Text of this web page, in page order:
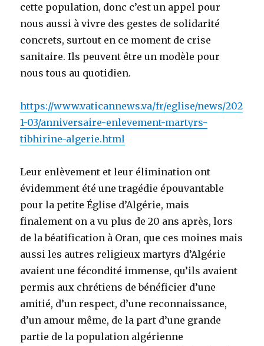
cette population, donc c’est un appel pour
nous aussi à vivre des gestes de solidarité
concrets, surtout en ce moment de crise
sanitaire. Ils peuvent être un modèle pour
nous tous au quotidien.
https://www.vaticannews.va/fr/eglise/news/202
1-03/anniversaire-enlevement-martyrs-
tibhirine-algerie.html
Leur enlèvement et leur élimination ont
évidemment été une tragédie épouvantable
pour la petite Église d’Algérie, mais
finalement on a vu plus de 20 ans après, lors
de la béatification à Oran, que ces moines mais
aussi les autres religieux martyrs d’Algérie
avaient une fécondité immense, qu’ils avaient
permis aux chrétiens de bénéficier d’une
amitié, d’un respect, d’une reconnaissance,
d’un amour même, de la part d’une grande
partie de la population algérienne